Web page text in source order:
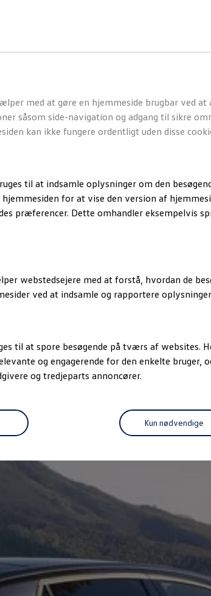
med at gøre en hjemmeside brugbar ved at
såsom side-navigation og adgang til sikre
kan ikke fungere ordentligt uden disse
til at indsamle oplysninger om den
for at vise den version af
præferencer. Dette omhandler eksempelvis
webstedsejere med at forstå, hvordan de
ved at indsamle og rapportere
til at spore besøgende på tværs af websites.
og engagerende for den enkelte bruger,
og tredjeparts annoncører.
Kun nødvendige